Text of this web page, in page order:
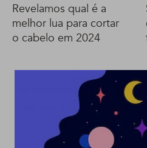
Revelamos qual é a
melhor lua para cortar
o cabelo em 2024